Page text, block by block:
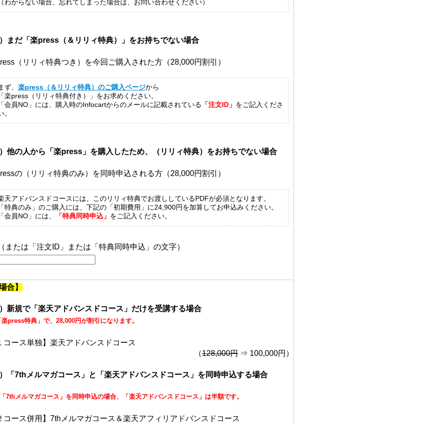
（わからない場合、忘れてしまった場合は、お問い合わせください）
）まだ「楽press（＆リリィ特典）」をお持ちでない場合
（リリィ特典つき）を今回ご購入された方（28,000円割引）
ず、 楽press（＆リリィ特典）のご購入ページから
「楽press（リリィ特典付き）」をお求めください。
「会員NO」には、購入時のInfocartからのメールに記載されている 「注文ID」 をご記入くださ
。
）他の人から「楽press」を購入したため、（リリィ特典）をお持ちでない場合
の（リリィ特典のみ）を同時申込される方（28,000円割引）
天アドバンスドコースには、このリリィ特典でお渡ししているPDFが必須となります。
「特典のみ」のご購入には、下記の「初期費用」に24,900円を加算してお申込みください。
「会員NO」には、
「特典同時申込」 をご記入ください。
（または「注文ID」または「特典同時申込」の文字）
合】
）新規で「楽天アドバンスドコース」だけを受講する場合
press特典」で、28,000円が割引になります。
コース単独】楽天アドバンスドコース
（128,000円 ⇒ 100,000円）
）「7thメルマガコース」と「楽天アドバンスドコース」を同時申込する場合
7thメルマガコース」を同時申込の場合、「楽天アドバンスドコース」は半額です。
コース併用】7thメルマガコース＆楽天アフィリアドバンスドコース